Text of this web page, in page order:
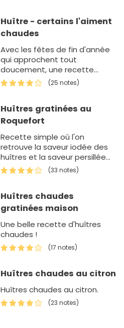
Huître - certains l'aiment
chaudes
Avec les fêtes de fin d'année
qui approchent tout
doucement, une recette
d'huîtres chaudes peut
donner des idées à celles
se creusent d…
(25 notes)
Huîtres gratinées au
Roquefort
Recette simple où l'on
retrouve la saveur iodée des
huîtres et la saveur persillée
du Roquefort .(33 notes)
Huîtres chaudes
gratinées maison
Une belle recette d'huîtres
chaudes !
(17 notes)
Huîtres chaudes au citron
Huîtres chaudes au citron.
(23 notes)